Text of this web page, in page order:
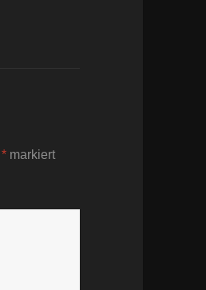
* markiert